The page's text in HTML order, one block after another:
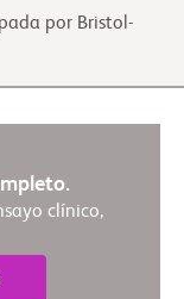
por Bristol-
clínico,